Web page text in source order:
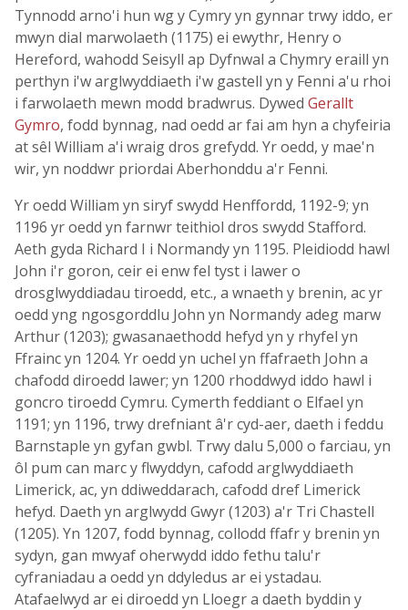
Tynnodd arno'i hun wg y Cymry yn gynnar trwy iddo, er
mwyn dial marwolaeth (1175) ei ewythr, Henry o
Hereford, wahodd Seisyll ap Dyfnwal a Chymry eraill yn
perthyn i'w arglwyddiaeth i'w gastell yn y Fenni a'u rhoi
i farwolaeth mewn modd bradwrus. Dywed Gerallt
Gymro, fodd bynnag, nad oedd ar fai am hyn a chyfeiria
at sêl William a'i wraig dros grefydd. Yr oedd, y mae'n
wir, yn noddwr priordai Aberhonddu a'r Fenni.
Yr oedd William yn siryf swydd Henffordd, 1192-9; yn
1196 yr oedd yn farnwr teithiol dros swydd Stafford.
Aeth gyda Richard I i Normandy yn 1195. Pleidiodd hawl
John i'r goron, ceir ei enw fel tyst i lawer o
drosglwyddiadau tiroedd, etc., a wnaeth y brenin, ac yr
oedd yng ngosgorddlu John yn Normandy adeg marw
Arthur (1203); gwasanaethodd hefyd yn y rhyfel yn
Ffrainc yn 1204. Yr oedd yn uchel yn ffafraeth John a
chafodd diroedd lawer; yn 1200 rhoddwyd iddo hawl i
goncro tiroedd Cymru. Cymerth feddiant o Elfael yn
1191; yn 1196, trwy drefniant â'r cyd-aer, daeth i feddu
Barnstaple yn gyfan gwbl. Trwy dalu 5,000 o farciau, yn
ôl pum can marc y flwyddyn, cafodd arglwyddiaeth
Limerick, ac, yn ddiweddarach, cafodd dref Limerick
hefyd. Daeth yn arglwydd Gwyr (1203) a'r Tri Chastell
(1205). Yn 1207, fodd bynnag, collodd ffafr y brenin yn
sydyn, gan mwyaf oherwydd iddo fethu talu'r
cyfraniadau a oedd yn ddyledus ar ei ystadau.
Atafaelwyd ar ei diroedd yn Lloegr a daeth byddin y